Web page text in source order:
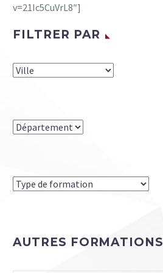
v=21Ic5CuVrL8″]
FILTRER PAR
AUTRES FORMATIONS